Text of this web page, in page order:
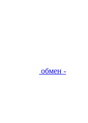
обмен -